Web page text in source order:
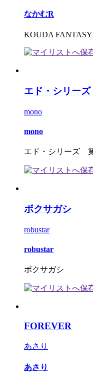
なかむR
KOUDA
エド・シリー
mono
mono
エド・シリーズ
ボクサガシ
robustar
robustar
ボクサガシ
FOREVER
あさり
あさり